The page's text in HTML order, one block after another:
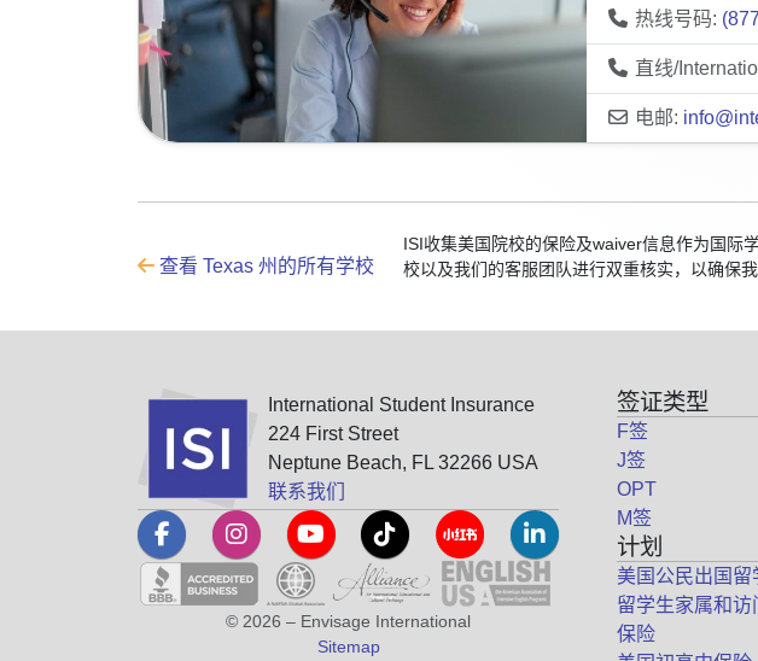
热线号码:
直线/
电邮:
查看 Texas 州的所有学校
ISI收集美国院校的保险及waiver信息作为国际
校以及我们的客服团队进行双重核实，以确保
International Student Insurance
224 First Street
Neptune Beach, FL 32266 USA
联系我们
© 2026 – Envisage International
Sitemap
签证类型
F签
J签
OPT
M签
计划
美国公民出国留
留学生家属和访
保险